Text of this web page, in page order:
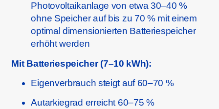
Photovoltaikanlage von etwa 30–40 %
ohne Speicher auf bis zu 70 % mit einem
optimal dimensionierten Batteriespeicher
erhöht werden
Mit Batteriespeicher (7–10 kWh):
Eigenverbrauch steigt auf 60–70 %
Autarkiegrad erreicht 60–75 %